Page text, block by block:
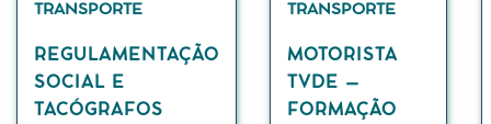
TRANSPORTE
REGULAMENTAÇÃO
SOCIAL E
TACÓGRAFOS
TRANSPORTE
MOTORISTA
TVDE –
FORMAÇÃO